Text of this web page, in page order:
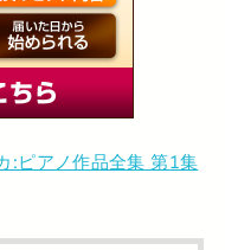
:ピアノ作品全集 第1集